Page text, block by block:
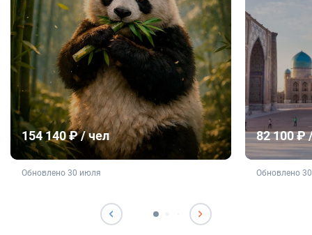
154 140 ₽ / чел
не является публичной офертой
Обновлено 30 июля
82 100 ₽
не
Обновлено